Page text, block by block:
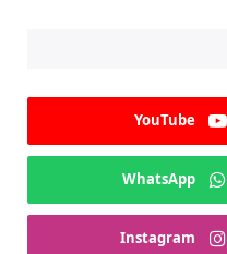
YouTube
WhatsApp
Instagram